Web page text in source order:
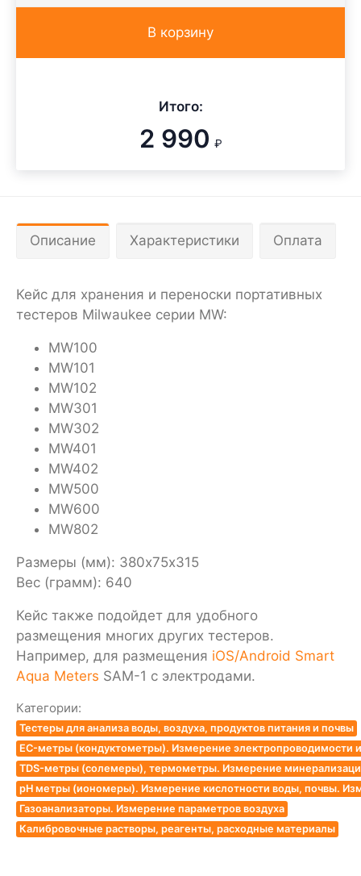
В корзину
Итого:
2 990 ₽
Описание Характеристики Оплата
Кейс для хранения и переноски портативных
тестеров Milwaukee серии MW:
MW100
MW101
MW102
MW301
MW302
MW401
MW402
MW500
MW600
MW802
Размеры (мм): 380х75х315
Вес (грамм): 640
Кейс также подойдет для удобного
размещения многих других тестеров.
Например, для размещения iOS/Android Smart
Aqua Meters SAM-1 с электродами.
Категории:
Тестеры для анализа воды, воздуха, продуктов питания и почвы
EC-метры (кондуктометры). Измерение электропроводимости
TDS-метры (солемеры), термометры. Измерение
pH метры (иономеры). Измерение кислотности воды, почвы.
Газоанализаторы. Измерение параметров воздуха
Калибровочные растворы, реагенты, расходные материалы